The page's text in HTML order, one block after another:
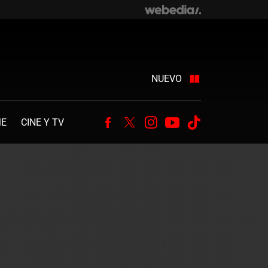
NUEVO
CINE Y TV Facebook
TwitterInstagram
Youtube